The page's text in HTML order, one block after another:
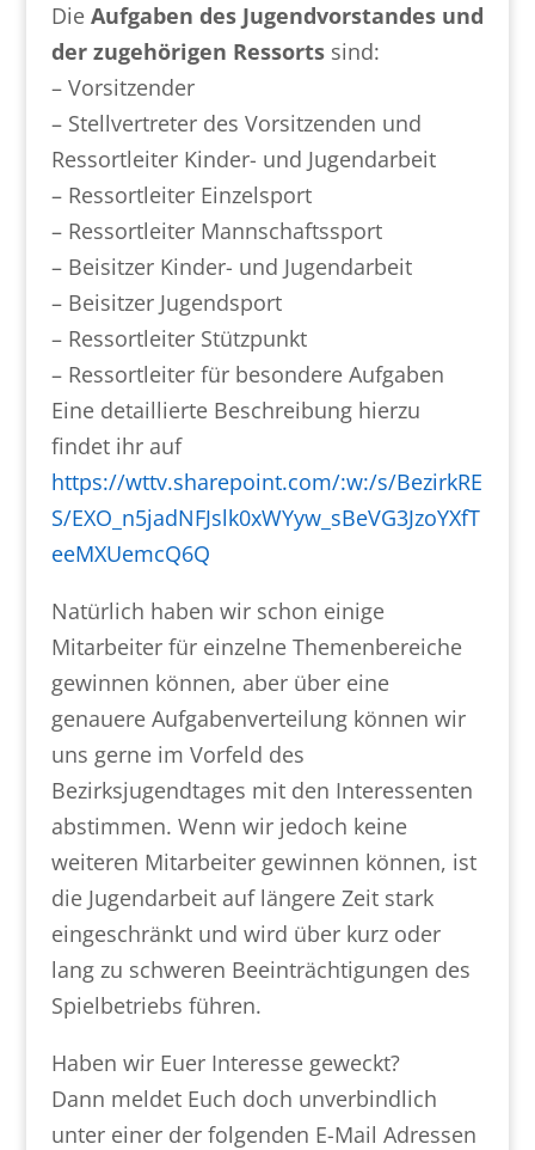
Die Aufgaben des Jugendvorstandes und
der zugehörigen Ressortssind:
– Vorsitzender
– Stellvertreter des Vorsitzenden und
Ressortleiter Kinder- und Jugendarbeit
– Ressortleiter Einzelsport
– Ressortleiter Mannschaftssport
– Beisitzer Kinder- und Jugendarbeit
– Beisitzer Jugendsport
– Ressortleiter Stützpunkt
– Ressortleiter für besondere Aufgaben
Eine detaillierte Beschreibung hierzu
findet ihr auf
https://wttv.sharepoint.com/:w:/s/BezirkRE
S/EXO_n5jadNFJslk0xWYyw_sBeVG3JzoYXfT
eeMXUemcQ6Q
Natürlich haben wir schon einige
Mitarbeiter für einzelne Themenbereiche
gewinnen können, aber über eine
genauere Aufgabenverteilung können wir
uns gerne im Vorfeld des
Bezirksjugendtages mit den Interessenten
abstimmen. Wenn wir jedoch keine
weiteren Mitarbeiter gewinnen können, ist
die Jugendarbeit auf längere Zeit stark
eingeschränkt und wird über kurz oder
lang zu schweren Beeinträchtigungen des
Spielbetriebs führen.
Haben wir Euer Interesse geweckt?
Dann meldet Euch doch unverbindlich
unter einer der folgenden E-Mail Adressen